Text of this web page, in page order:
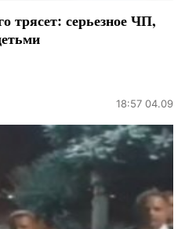
трясет: серьезное ЧП,
18:57 04.09